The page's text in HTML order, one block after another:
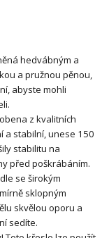
hedvábným a
a pružnou pěnou,
abyste mohli
z kvalitních
a stabilní, unese 150
stabilitu na
před poškrábáním.
se širokým
sklopným
skvělou oporu a
sedíte.